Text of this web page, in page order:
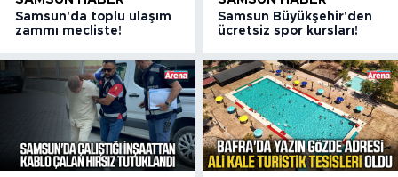
Samsun'da toplu ulaşım
zammı mecliste!
Samsun Büyükşehir'den
ücretsiz spor kursları!